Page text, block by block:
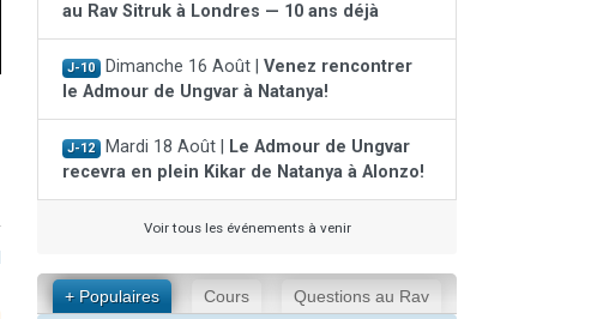
au Rav Sitruk à Londres — 10 ans déjà
J-10 Dimanche 16 Août | Venez rencontrer
le Admour de Ungvar à Natanya!
J-12 Mardi 18 Août |
Le Admour de Ungvar
recevra en plein Kikar de Natanya à Alonzo!
Voir tous les événements à venir
+ Populaires Cours Questions au Rav